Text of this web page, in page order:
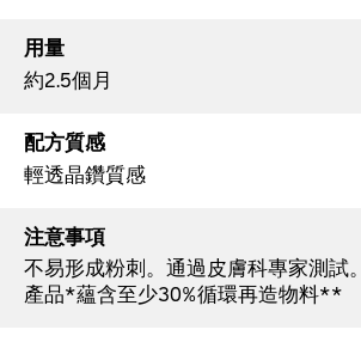
用量
約2.5個月
配方質感
輕透晶鑽質感
注意事項
不易形成粉刺。通過皮膚科專家測試。
產品*蘊含至少30%循環再造物料**